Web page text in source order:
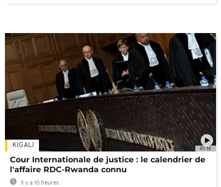
01:16
KIGALI
Cour Internationale de justice : le calendrier de
l'affaire RDC-Rwanda connu
Il y a 10 heures